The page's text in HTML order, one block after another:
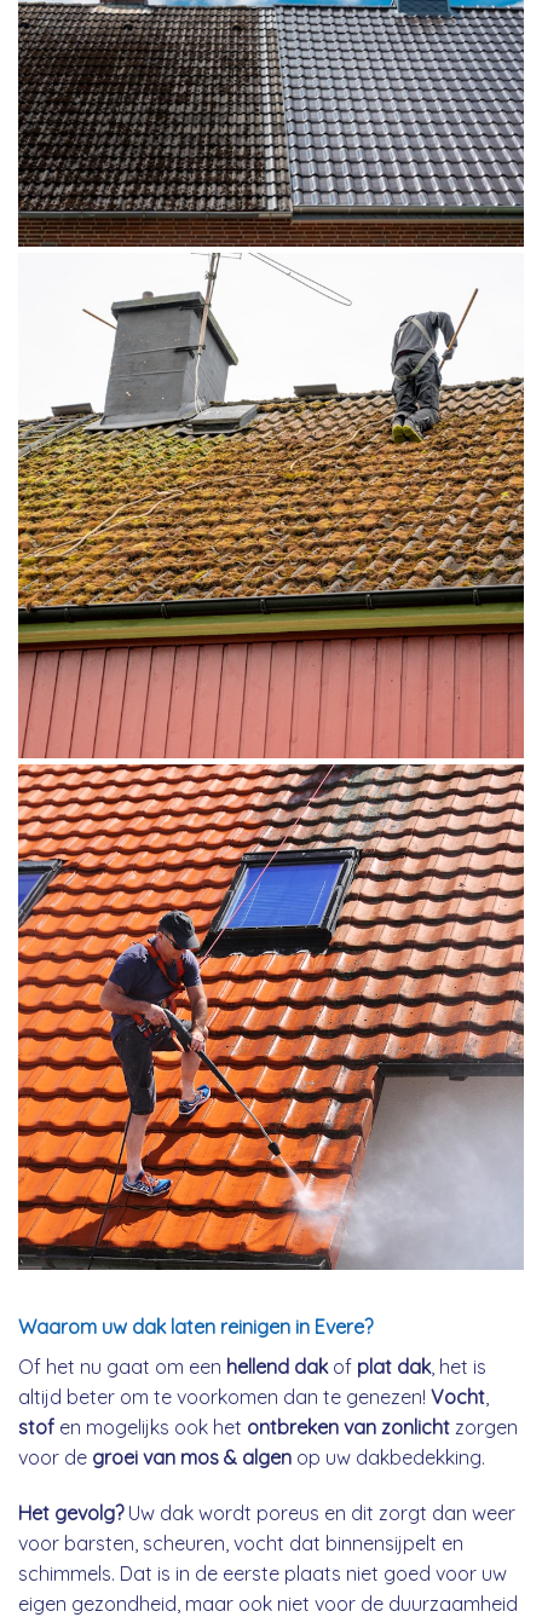
Waarom uw dak laten reinigen in Evere?
Of het nu gaat om een hellend dakof plat dak, het is
altijd beter om te voorkomen dan te genezen! Vocht
stof en mogelijks ook het ontbreken van zonlicht zorgen
voor de groei van mos & algen op uw dakbedekking.
Het gevolg?Uw dak wordt poreus en dit zorgt dan weer
voor barsten, scheuren, vocht dat binnensijpelt en
schimmels. Dat is in de eerste plaats niet goed voor uw
eigen gezondheid, maar ook niet voor de duurzaamheid